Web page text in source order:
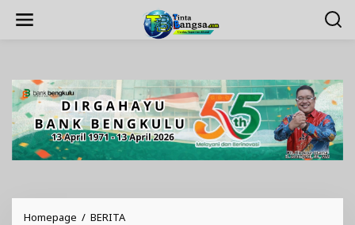
Homepage / BERITABobby